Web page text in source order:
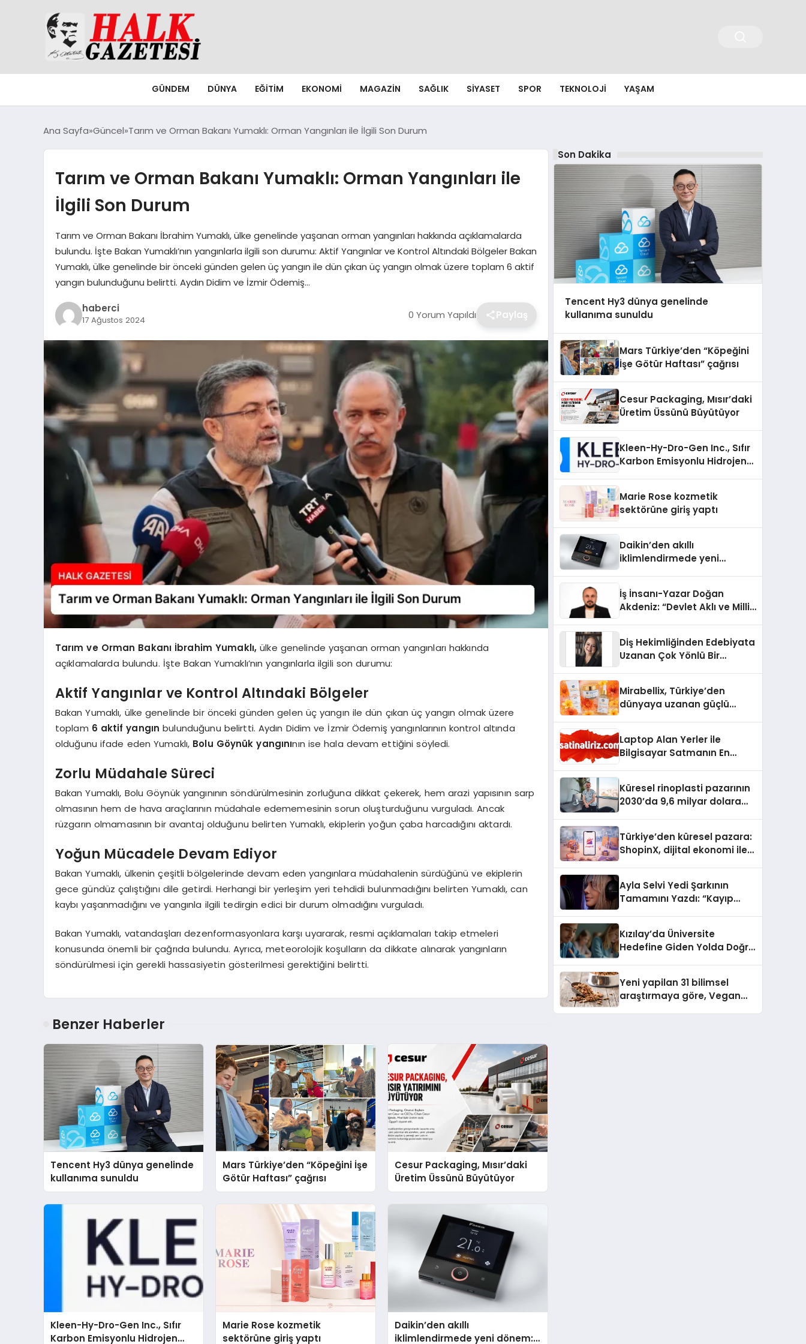
GÜNDEM DÜNYA EĞITIM EKONOMI MAGAZIN SAĞLIK SIYASET SPOR TEKNOLOJI YAŞAM
Ana Sayfa Güncel Tarım ve Orman Bakanı Yumaklı: Orman Yangınları ile İlgili Son Durum
Tarım ve Orman Bakanı Yumaklı: Orman Yangınları ile
İlgili Son Durum
Tarım ve Orman Bakanı İbrahim Yumaklı, ülke genelinde yaşanan orman yangınları hakkında açıklamalarda
bulundu. İşte Bakan Yumaklı’nın yangınlarla ilgili son durumu: Aktif Yangınlar ve Kontrol Altındaki Bölgeler Bakan
Yumaklı, ülke genelinde bir önceki günden gelen üç yangın ile dün çıkan üç yangın olmak üzere toplam 6 aktif
yangın bulunduğunu belirtti. Aydın Didim ve İzmir Ödemiş…
haberci
17 Ağustos 2024 0 Yorum Yapıldı Paylaş
Tarım ve Orman Bakanı İbrahim Yumaklı, ülke genelinde yaşanan orman yangınları hakkında
açıklamalarda bulundu. İşte Bakan Yumaklı’nın yangınlarla ilgili son durumu:
Aktif Yangınlar ve Kontrol Altındaki Bölgeler
Bakan Yumaklı, ülke genelinde bir önceki günden gelen üç yangın ile dün çıkan üç yangın olmak üzere
toplam 6 aktif yangın bulunduğunu belirtti. Aydın Didim ve İzmir Ödemiş yangınlarının kontrol altında
olduğunu ifade eden Yumaklı, Bolu Göynük yangınının ise hala devam ettiğini söyledi.
Zorlu Müdahale Süreci
Bakan Yumaklı, Bolu Göynük yangınının söndürülmesinin zorluğuna dikkat çekerek, hem arazi yapısının sarp
olmasının hem de hava araçlarının müdahale edememesinin sorun oluşturduğunu vurguladı. Ancak
rüzgarın olmamasının bir avantaj olduğunu belirten Yumaklı, ekiplerin yoğun çaba harcadığını aktardı.
Yoğun Mücadele Devam Ediyor
Bakan Yumaklı, ülkenin çeşitli bölgelerinde devam eden yangınlara müdahalenin sürdüğünü ve ekiplerin
gece gündüz çalıştığını dile getirdi. Herhangi bir yerleşim yeri tehdidi bulunmadığını belirten Yumaklı, can
kaybı yaşanmadığını ve yangınla ilgili tedirgin edici bir durum olmadığını vurguladı.
Bakan Yumaklı, vatandaşları dezenformasyonlara karşı uyararak, resmi açıklamaları takip etmeleri
konusunda önemli bir çağrıda bulundu. Ayrıca, meteorolojik koşulların da dikkate alınarak yangınların
söndürülmesi için gerekli hassasiyetin gösterilmesi gerektiğini belirtti.
Benzer Haberler
Tencent Hy3 dünya genelinde
kullanıma sunuldu
Mars Türkiye’den “Köpeğini İşe
Götür Haftası” çağrısı
Cesur Packaging, Mısır’daki
Üretim Üssünü Büyütüyor
Kleen-Hy-Dro-Gen Inc., Sıfır
Karbon Emisyonlu Hidrojen
Marie Rose kozmetik
sektörüne giriş yaptı
Daikin’den akıllı
iklimlendirmede yeni dönem:
Son Dakika
Tencent Hy3 dünya genelinde
kullanıma sunuldu
Mars Türkiye’den “Köpeğini
İşe Götür Haftası” çağrısı
Cesur Packaging, Mısır’daki
Üretim Üssünü Büyütüyor
Kleen-Hy-Dro-Gen Inc., Sıfır
Karbon Emisyonlu Hidrojen
Aldı
Marie Rose kozmetik
sektörüne giriş yaptı
Daikin’den akıllı
iklimlendirmede yeni
İş İnsanı-Yazar Doğan
Akdeniz: “Devlet Aklı ve Milli
Diş Hekimliğinden Edebiyata
Uzanan Çok Yönlü Bir
Mirabellix, Türkiye’den
dünyaya uzanan güçlü
Laptop Alan Yerler ile
Bilgisayar Satmanın En
Küresel rinoplasti pazarının
2030’da 9,6 milyar dolara
Türkiye’den küresel pazara:
ShopinX, dijital ekonomi ile
Ayla Selvi Yedi Şarkının
Tamamını Yazdı: “Kayıp
Kızılay’da Üniversite
Hedefine Giden Yolda Doğru
Yeni yapilan 31 bilimsel
araştırmaya göre, Vegan